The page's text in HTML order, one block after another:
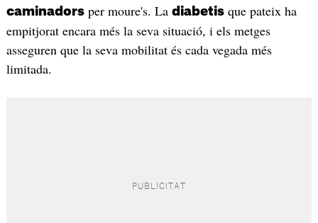
caminadorsper moure's. La diabetisque pateix ha
empitjorat encara més la seva situació, i els metges
asseguren que la seva mobilitat és cada vegada més
limitada.